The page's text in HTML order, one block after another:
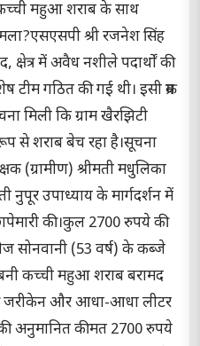
कच्ची महुआ शराब के साथ
श्री रजनेश सिंह
क्षेत्र में अवैध नशीले पदार्थों की
टीम गठित की गई थी। इसी क्रम
मिली कि ग्राम खैरझिटी
से शराब बेच रहा है।सूचना
(ग्रामीण) श्रीमती मधुलिका
नुपूर उपाध्याय के मार्गदर्शन में
की।कुल 2700 रुपये की
सोनवानी (53 वर्ष) के कब्जे
कच्ची महुआ शराब बरामद
जरीकेन और आधा-आधा लीटर
अनुमानित कीमत 2700 रुपये